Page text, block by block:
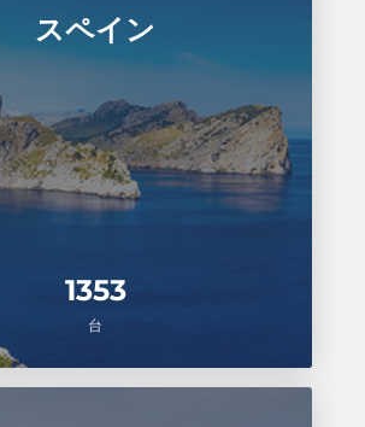
1353
台
スペイン